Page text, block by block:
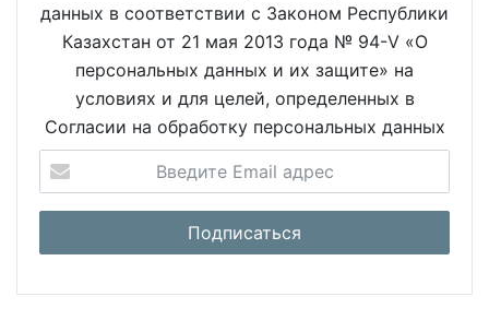
данных в соответствии с Законом Республики
Казахстан от 21 мая 2013 года № 94-V «О
персональных данных и их защите» на
условиях и для целей, определенных в
Согласии на обработку персональных данных